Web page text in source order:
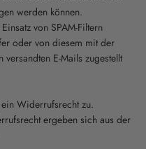
werden können.
von SPAM-Filtern
oder von diesem mit der
E-Mails zugestellt
Widerrufsrecht zu.
ergeben sich aus der